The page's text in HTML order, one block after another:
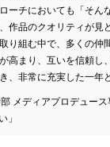
ーチにおいても「そん
作品のクオリティが見
り組む中で、多くの仲
高まり、互いを信頼し
、非常に充実した一年
メディアプロデュー
」